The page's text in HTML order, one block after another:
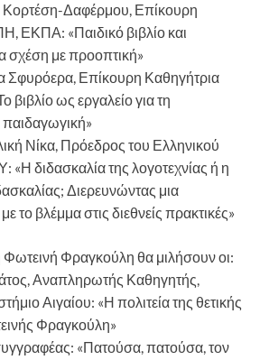
Δαφέρμου, Επίκουρη
ΕΚΠΑ: «Παιδικό βιβλίο και
σχέση με προοπτική»
Σφυρόερα, Επίκουρη Καθηγήτρια
ως εργαλείο για τη
Νίκα, Πρόεδρος του Ελληνικού
«Η διδασκαλία της λογοτεχνίας ή η
Διερευνώντας μια
το βλέμμα στις διεθνείς πρακτικές»
Φωτεινή Φραγκούλη θα μιλήσουν οι:
Αναπληρωτής Καθηγητής,
Αιγαίου: «Η πολιτεία της θετικής
Φραγκούλη»
«Πατούσα, πατούσα, τον